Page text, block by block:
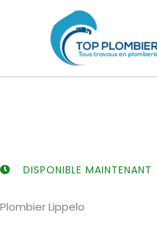
DISPONIBLE MAINTENANT
Plombier Lippelo